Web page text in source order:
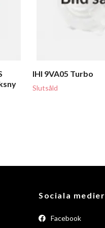
IHI 9VA05 Turbo
Slutsåld
Sociala medier
Facebook